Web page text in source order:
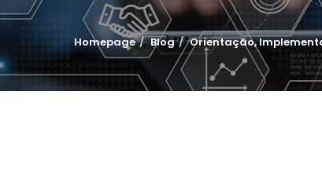
Homepage Blog Orientação,